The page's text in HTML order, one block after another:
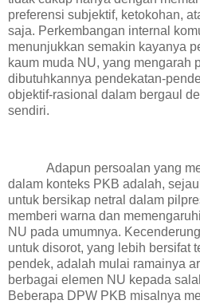
preferensi subjektif, ketokohan,
saja. Perkembangan internal
menunjukkan semakin kayanya
kaum muda NU, yang mengarah
dibutuhkannya pendekatan-
objektif-rasional dalam bergaul
sendiri.
Adapun persoalan yang
dalam konteks PKB adalah,
untuk bersikap netral dalam
memberi warna dan
NU pada umumnya.
untuk disorot, yang lebih bersifat
pendek, adalah mulai ramainya
berbagai elemen NU kepada
Beberapa DPW PKB misalnya